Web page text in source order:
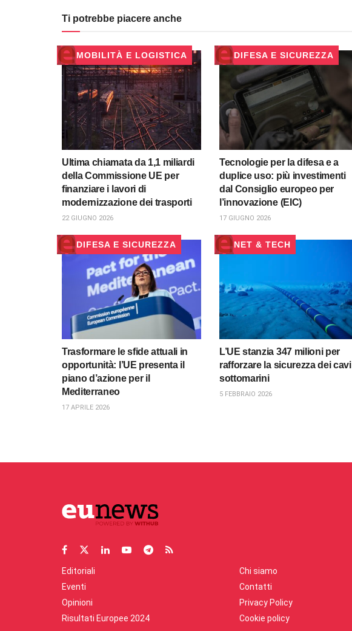
Ti potrebbe piacere anche
MOBILITÀ E LOGISTICA
Ultima chiamata da 1,1 miliardi
della Commissione UE per
finanziare i lavori di
modernizzazione dei trasporti
22 GIUGNO 2026
DIFESA E SICUREZZA
Tecnologie per la difesa e a
duplice uso: più investimenti
dal Consiglio europeo per
l’innovazione (EIC)
17 GIUGNO 2026
DIFESA E SICUREZZA
Trasformare le sfide attuali in
opportunità: l’UE presenta il
piano d’azione per il
Mediterraneo
17 APRILE 2026
NET & TECH
L’UE stanzia 347 milioni per
rafforzare la sicurezza dei cavi
sottomarini
5 FEBBRAIO 2026
Editoriali
Eventi
Opinioni
Risultati Europee 2024
Chi siamo
Contatti
Privacy Policy
Cookie policy